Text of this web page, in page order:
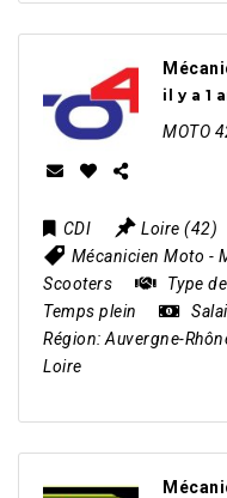
il y a 1
MOTO
CDI Loire (42)
Mécanicien Moto -
Scooters
Type
Temps plein
Région: Auvergne-
Loire